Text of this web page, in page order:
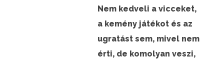
Nem kedveli a vicceket,
a kemény játékot és az
ugratást sem, mivel nem
érti, de komolyan veszi,